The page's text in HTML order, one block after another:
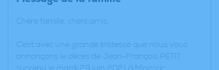
Chère famille, chers amis,
C’est avec une grande tristesse que nous vous
annonçons le décès de Jean-François PETIT
survenu le mardi 29 juin 2021 à Moissac.